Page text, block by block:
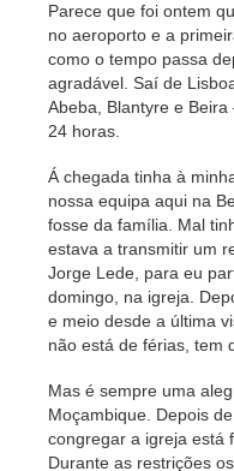
Parece que foi ontem
no aeroporto e a
como o tempo passa
agradável. Saí de
Abeba, Blantyre e Beira
24 horas.
Á chegada tinha à
nossa equipa aqui na
fosse da família. Mal
estava a transmitir um
Jorge Lede, para eu
domingo, na igreja.
e meio desde a última
não está de férias, tem
Mas é sempre uma
Moçambique. Depois
congregar a igreja está
Durante as restrições